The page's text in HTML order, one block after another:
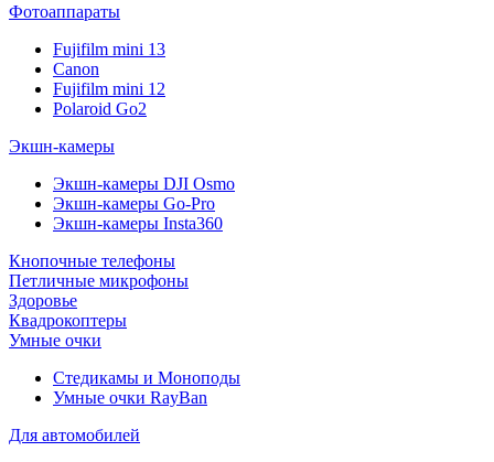
Фотоаппараты
Fujifilm mini 13
Canon
Fujifilm mini 12
Polaroid Go2
Экшн-камеры
Экшн-камеры DJI Osmo
Экшн-камеры Go-Pro
Экшн-камеры Insta360
Кнопочные телефоны
Петличные микрофоны
Здоровье
Квадрокоптеры
Умные очки
Стедикамы и Моноподы
Умные очки RayBan
Для автомобилей